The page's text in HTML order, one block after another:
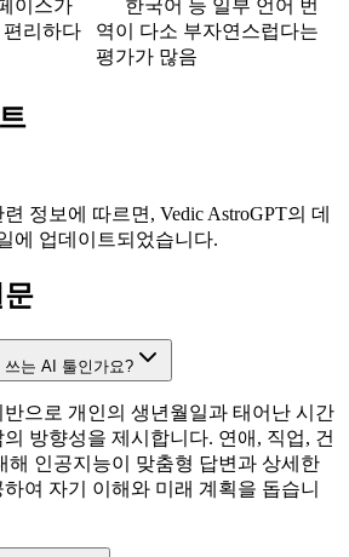
이스가
리하다
한국어 등 일부 언어 번
역이 다소 부자연스럽다는
평가가 많음
정보에 따르면, Vedic AstroGPT의 데
에 업데이트되었습니다.
는 AI 툴인가요?
으로 개인의 생년월일과 태어난 시간
방향성을 제시합니다. 연애, 직업, 건
해 인공지능이 맞춤형 답변과 상세한
여 자기 이해와 미래 계획을 돕습니